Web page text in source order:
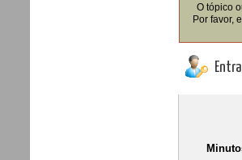
O tópico
Por favor,